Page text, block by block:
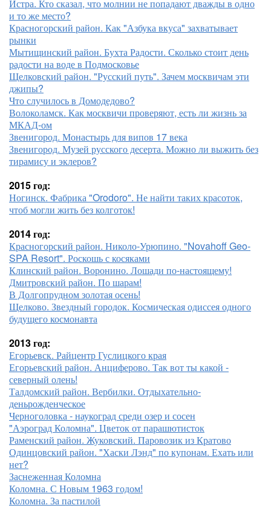
Истра. Кто сказал, что молнии не попадают дважды в одно
и то же место?
Красногорский район. Как "Азбука вкуса" захватывает
рынки
Мытищинский район. Бухта Радости. Сколько стоит день
радости на воде в Подмосковье
Щелковский район. "Русский путь". Зачем москвичам эти
джипы?
Что случилось в Домодедово?
Волоколамск. Как москвичи проверяют, есть ли жизнь за
МКАД-ом
Звенигород. Монастырь для випов 17 века
Звенигород. Музей русского десерта. Можно ли выжить без
тирамису и эклеров?
2015 год:
Ногинск. Фабрика "Orodoro". Не найти таких красоток,
чтоб могли жить без колготок!
2014 год:
Красногорский район. Николо-Урюпино. "Novahoff Geo-
SPA Resort". Роскошь с косяками
Клинский район. Воронино. Лошади по-настоящему!
Дмитровский район. По шарам!
В Долгопрудном золотая осень!
Щелково. Звездный городок. Космическая одиссея одного
будущего космонавта
2013 год:
Егорьевск. Райцентр Гуслицкого края
Егорьевский район. Анциферово. Так вот ты какой -
северный олень!
Талдомский район. Вербилки. Отдыхательно-
деньрожденческое
Черноголовка - наукоград среди озер и сосен
"Аэроград Коломна". Цветок от парашютисток
Раменский район. Жуковский. Паровозик из Кратово
Одинцовский район. "Хаски Лэнд" по купонам. Ехать или
нет?
Заснеженная Коломна
Коломна. С Новым 1963 годом!
Коломна. За пастилой